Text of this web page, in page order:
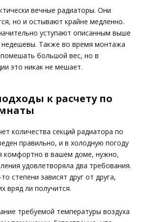
вечные радиаторы. Они
но и остывают крайне медленно.
уступают описанным выше
недешевы. Также во время монтажа
большой вес, но в
это никак не мешает.
к расчету по
количества секций радиатора по
правильно, и в холодную погоду
комфортно в вашем доме, нужно,
удовлетворяла два требования.
степени зависят друг от друга,
вряд ли получится.
требуемой температуры воздуха